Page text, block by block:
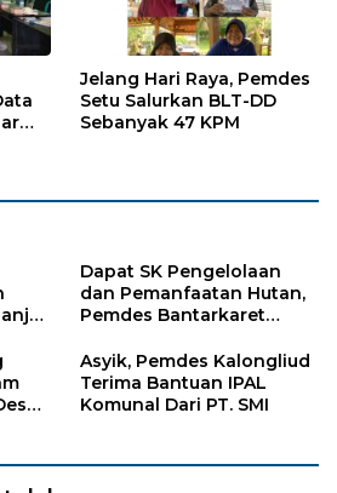
Jelang Hari Raya, Pemdes
Setu Salurkan BLT-DD
Sebanyak 47 KPM
Dapat SK Pengelolaan
dan Pemanfaatan Hutan,
Pemdes Bantarkaret
Ciguha
Asyik, Pemdes Kalongliud
Terima Bantuan IPAL
Komunal Dari PT. SMI